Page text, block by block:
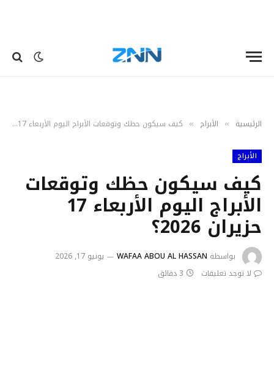
الرئيسية » الأبراج » كيف سيكون حظك وتوقعات الأبراج اليوم الأربعاء 17 حزيران 2026؟
الأبراج
كيف سيكون حظك وتوقعات
الأبراج اليوم الأربعاء 17
حزيران 2026؟
بواسطة WAFAA ABOU AL HASSAN
يونيو 17, 2026
لا توجد تعليقات
3 دقائق